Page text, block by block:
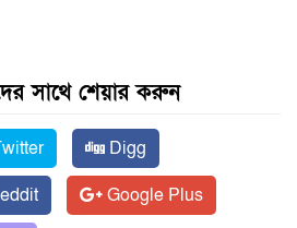
সাথে শেয়ার করুন
Digg
Google Plus